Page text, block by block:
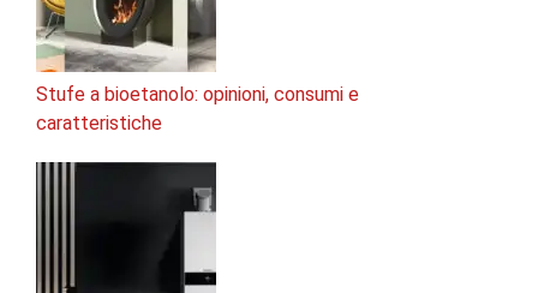
Stufe a bioetanolo: opinioni, consumi e
caratteristiche